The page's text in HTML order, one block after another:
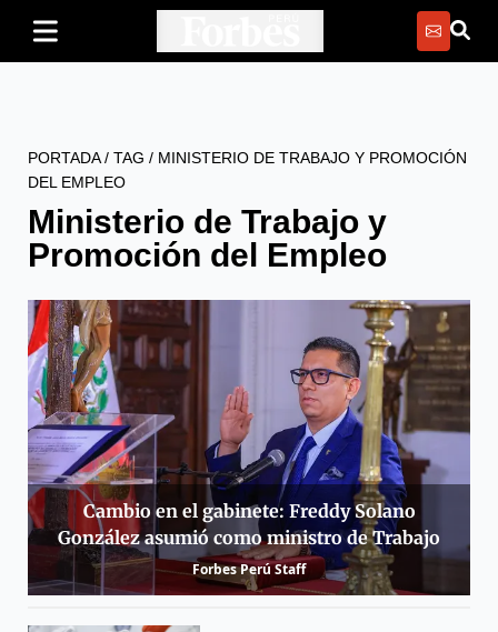
PORTADA/ TAG / MINISTERIO DE TRABAJO Y PROMOCIÓN
DEL EMPLEO
Ministerio de Trabajo y
Promoción del Empleo
Cambio en el gabinete: Freddy Solano
González asumió como ministro de Trabajo
Forbes Perú Staff